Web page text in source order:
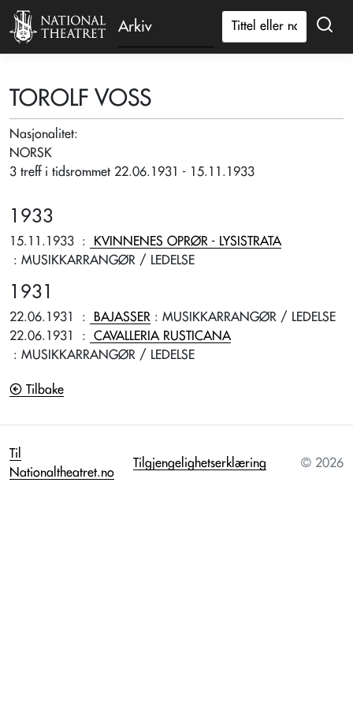
Arkiv
TOROLF VOSS
Nasjonalitet:
NORSK
3 treff i tidsrommet 22.06.1931 - 15.11.1933
1933
15.11.1933 :
KVINNENES OPRØR - LYSISTRATA
: MUSIKKARRANGØR / LEDELSE
1931
22.06.1931 : BAJASSER : MUSIKKARRANGØR / LEDELSE
22.06.1931
:
CAVALLERIA RUSTICANA
: MUSIKKARRANGØR / LEDELSE
Tilbake
Til
Nationaltheatret.no
Tilgjengelighetserklæring © 2026